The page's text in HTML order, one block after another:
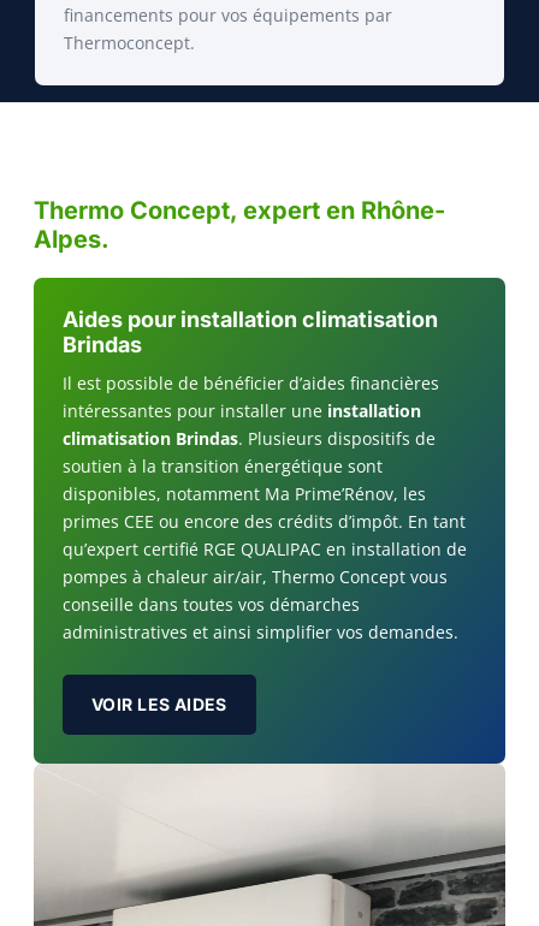
financements pour vos équipements par
Thermoconcept.
Thermo Concept, expert en Rhône-
Alpes.
Aides pour installation climatisation
Brindas
Il est possible de bénéficier d’aides financières
intéressantes pour installer une installation
climatisation Brindas. Plusieurs dispositifs de
soutien à la transition énergétique sont
disponibles, notamment Ma Prime’Rénov, les
primes CEE ou encore des crédits d’impôt. En tant
qu’expert certifié RGE QUALIPAC en installation de
pompes à chaleur air/air, Thermo Concept vous
conseille dans toutes vos démarches
administratives et ainsi simplifier vos demandes.
VOIR LES AIDES